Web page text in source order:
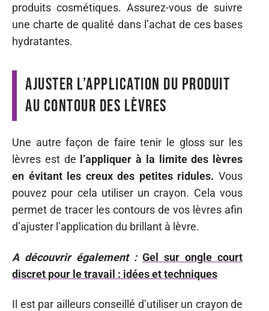
produits cosmétiques. Assurez-vous de suivre
une charte de qualité dans l’achat de ces bases
hydratantes.
Ajuster l’application du produit
au contour des lèvres
Une autre façon de faire tenir le gloss sur les
lèvres est de l’appliquer à la limite des lèvres
en évitant les creux des petites ridules. Vous
pouvez pour cela utiliser un crayon. Cela vous
permet de tracer les contours de vos lèvres afin
d’ajuster l’application du brillant à lèvre.
A découvrir également : Gel sur ongle court
discret pour le travail : idées et techniques
Il est par ailleurs conseillé d’utiliser un crayon de